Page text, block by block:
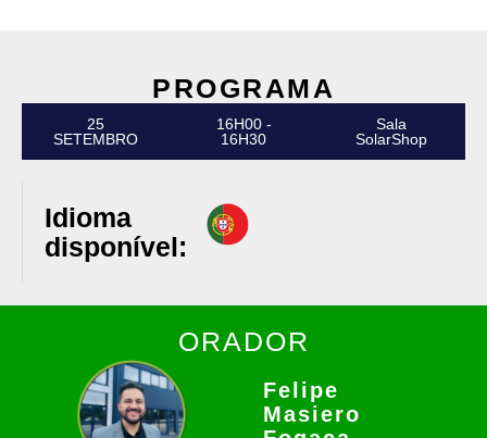
PROGRAMA
25
SETEMBRO
16H00 -
16H30
Sala
SolarShop
Idioma
disponível:
ORADOR
Felipe
Masiero